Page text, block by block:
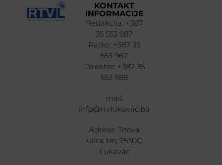
KONTAKT
INFORMACIJE
Redakcija: +387
35 553 987
Radio: +387 35
553 967
Direktor: +387 35
553 988
mail:
info@rtvlukavac.ba
Adresa: Titova
ulica bb, 75300
Lukavac